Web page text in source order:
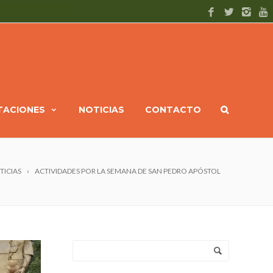
NOTICIAS CONTACTO
ACTIVIDADES POR LA SEMANA DE SAN PEDRO APÓSTOL